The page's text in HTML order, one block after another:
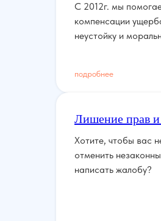
С 2012г. мы
компенсации
неустойку и
подробнее
Лишение прав
Хотите, чтобы вас
отменить
написать жалобу?